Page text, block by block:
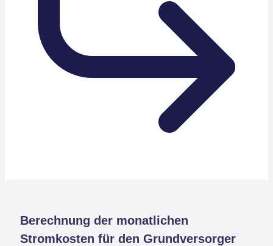
Berechnung der monatlichen
Stromkosten für den Grundversorger